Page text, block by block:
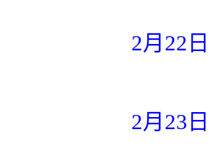
2月22
2月23